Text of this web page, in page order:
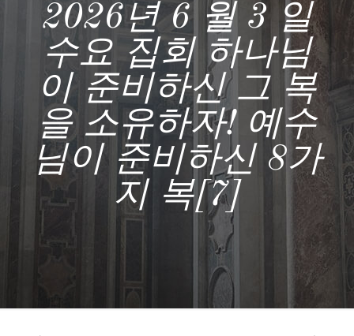
2026년 6 월 3 일
수요 집회 하나님
이 준비하신 그 복
을 소유하자! 예수
님이 준비하신 8가
지 복[7]